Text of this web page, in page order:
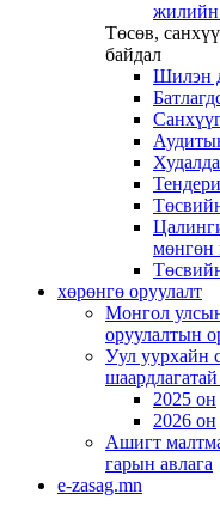
жилийн
Төсөв,
байдал
Шилэн
мөнгөн
хөрөнгө оруулалт
Монгол
оруулалтын
Уул уурхайн
2025 он
2026 он
Ашигт
гарын авлага
e-zasag.mn